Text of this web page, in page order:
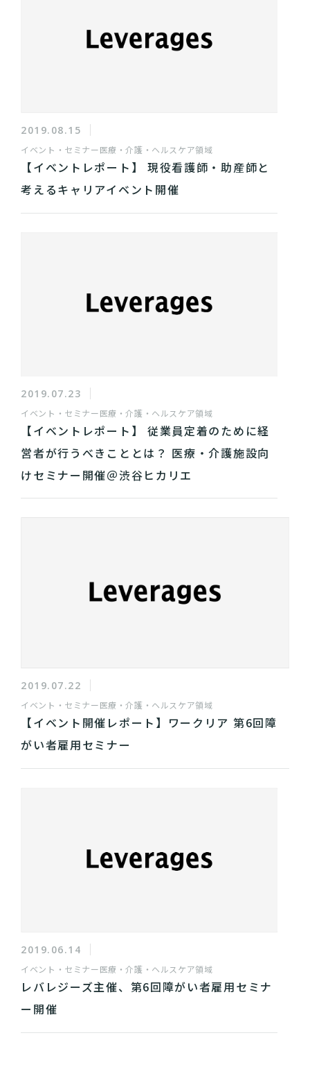
2019.08.15
イベント・セミナー医療・介護・ヘルスケア領域
【イベントレポート】 現役看護師・助産師と
考えるキャリアイベント開催
2019.07.23
イベント・セミナー医療・介護・ヘルスケア領域
【イベントレポート】 従業員定着のために経
営者が行うべきこととは？ 医療・介護施設向
けセミナー開催＠渋谷ヒカリエ
2019.07.22
イベント・セミナー医療・介護・ヘルスケア領域
【イベント開催レポート】ワークリア 第6回障
がい者雇用セミナー
2019.06.14
イベント・セミナー医療・介護・ヘルスケア領域
レバレジーズ主催、第6回障がい者雇用セミナ
ー開催